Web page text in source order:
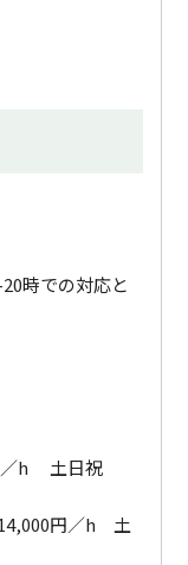
時での対応と
／h 土日祝
円／h 土